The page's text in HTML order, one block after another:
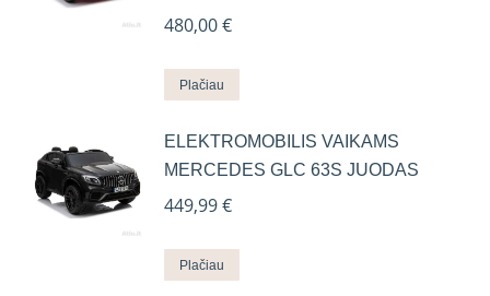
480,00€
Plačiau
ELEKTROMOBILIS VAIKAMS
MERCEDES GLC 63S JUODAS
449,99€
Plačiau